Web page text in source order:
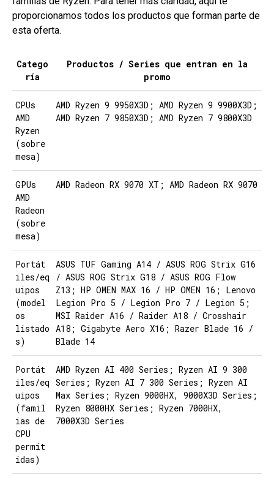
proporcionamos todos los productos que forman parte de
esta oferta.
Catego
ría
Productos / Series que entran en la
promo
CPUs
AMD
Ryzen
(sobre
mesa)
AMD Ryzen 9 9950X3D; AMD Ryzen 9 9900X3D;
AMD Ryzen 7 9850X3D; AMD Ryzen 7 9800X3D
GPUs
AMD
Radeon
(sobre
mesa)
AMD Radeon RX 9070 XT; AMD Radeon RX 9070
Portát
iles/eq
uipos
(model
os
listado
s)
ASUS TUF Gaming A14 / ASUS ROG Strix G16
/ ASUS ROG Strix G18 / ASUS ROG Flow
Z13; HP OMEN MAX 16 / HP OMEN 16; Lenovo
Legion Pro 5 / Legion Pro 7 / Legion 5;
MSI Raider A16 / Raider A18 / Crosshair
A18; Gigabyte Aero X16; Razer Blade 16 /
Blade 14
Portát
iles/eq
uipos
(famil
ias de
CPU
permit
idas)
AMD Ryzen AI 400 Series; Ryzen AI 9 300
Series; Ryzen AI 7 300 Series; Ryzen AI
Max Series; Ryzen 9000HX, 9000X3D Series;
Ryzen 8000HX Series; Ryzen 7000HX,
7000X3D Series